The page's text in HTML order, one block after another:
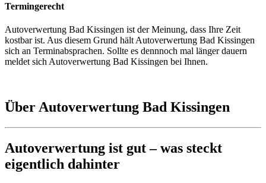
Termingerecht
Autoverwertung Bad Kissingen ist der Meinung, dass Ihre Zeit
kostbar ist. Aus diesem Grund hält Autoverwertung Bad Kissingen
sich an Terminabsprachen. Sollte es dennnoch mal länger dauern
meldet sich Autoverwertung Bad Kissingen bei Ihnen.
Über Autoverwertung Bad Kissingen
Autoverwertung ist gut – was steckt
eigentlich dahinter